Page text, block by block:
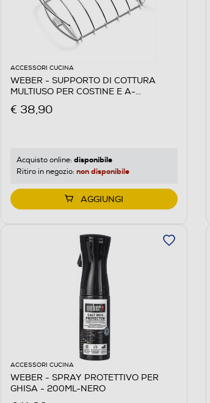
ACCESSORI CUCINA
WEBER - SUPPORTO DI COTTURA
MULTIUSO PER COSTINE E A-
€ 38,90
Acquisto online: disponibile
Ritiro in negozio: non disponibile
AGGIUNGI
ACCESSORI CUCINA
WEBER - SPRAY PROTETTIVO PER
GHISA - 200ML-NERO